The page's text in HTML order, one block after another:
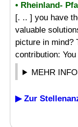
• Rheinland-
[. .. ] you have
valuable
picture in mind?
contribution:
MEHR
▶ Zur